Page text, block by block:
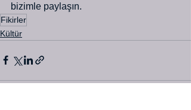
bizimle paylaşın.
Fikirler
Kültür